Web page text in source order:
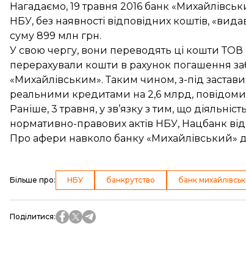
Нагадаємо, 19 травня 2016 банк
НБУ, без наявності відповідних коштів,
суму 899 млн грн.
У свою чергу, вони переводять ці кошти ТОВ
перерахували кошти в рахунок погашення
«Михайлівським». Таким чином, з-під
реальними кредитами на 2,6 млрд,
Раніше, 3 травня, у зв’язку з тим, що
нормативно-правових актів НБУ, Нацбанк
Про афери навколо банку «Михайлівський»
Більше про: НБУ банкрутство банк
Поділитися: